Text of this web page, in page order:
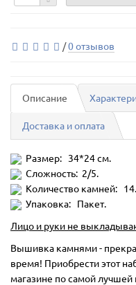
/0 отзывов
Описание
Доставка и оплата
Размер: 34*24 см.
Сложность: 2/5.
Количество камней: 14.
Упаковка: Пакет.
Лицо и руки не
Вышивка камнями -
время! Приобрести этот
магазине по самой лучшей